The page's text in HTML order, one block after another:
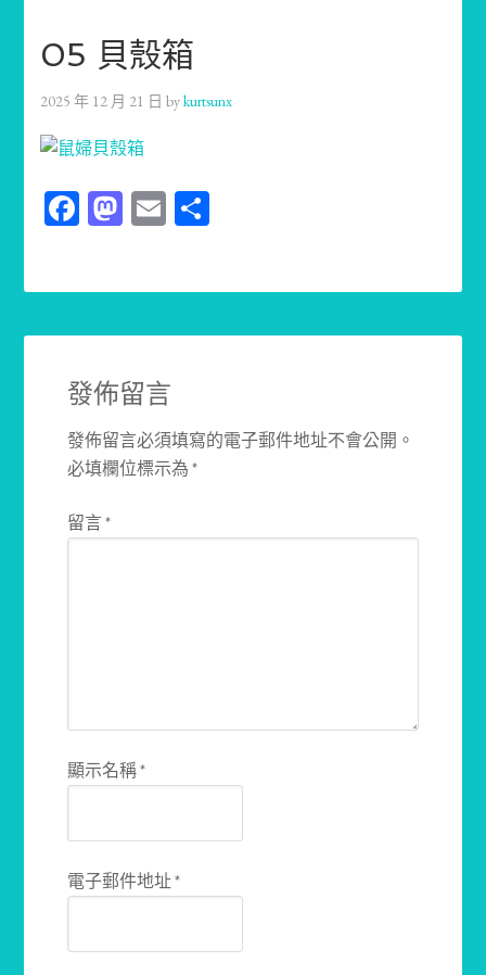
05 貝殼箱
2025 年 12 月 21 日 bykurtsunx
Facebook
Mastodon
Email
發佈留言
發佈留言必須填寫的電子郵件地址不會公開。
必填欄位標示為*
留言*
顯示名稱*
電子郵件地址*